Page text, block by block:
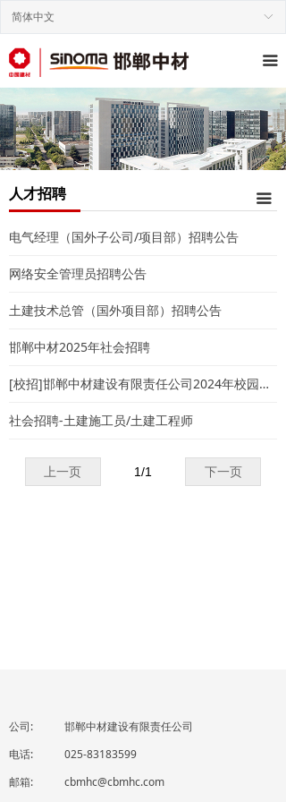
끀
ꀅ
简体中文
电气经理（国外子公司/项目部）招聘公告
网络安全管理员招聘公告
土建技术总管（国外项目部）招聘公告
邯郸中材2025年社会招聘
[校招]邯郸中材建设有限责任公司2024年校园招聘
社会招聘-土建施工员/土建工程师
上一页 下一页
1/1
人才招聘 끀
公司:
邯郸中材建设有限责任公司
电话:
025-83183599
邮箱:
cbmhc@cbmhc.com